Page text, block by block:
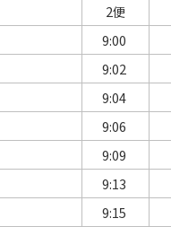
2便
9:00
9:02
9:04
9:06
9:09
9:13
9:15